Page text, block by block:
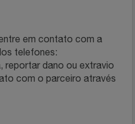
em contato com a
telefones:
reportar dano ou extravio
com o parceiro através